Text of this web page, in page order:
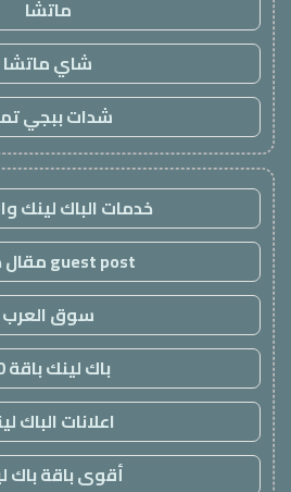
ماتشا
شاي ماتشا
شدات ببجي
خدمات الباك لينك
guest post مقال ضيف
سوق العرب
باك لينك باقة 20
اعلانات الباك
أقوى باقة باك